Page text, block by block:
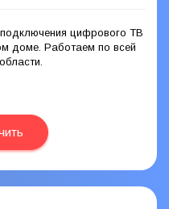
цифрового ТВ
доме. Работаем по всей